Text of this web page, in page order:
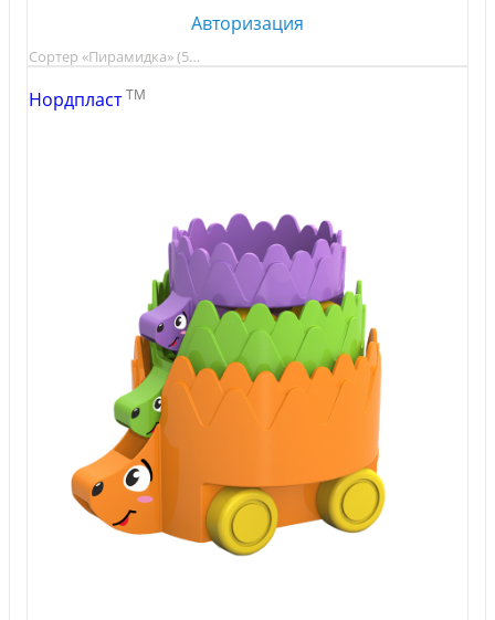
Авторизация
Сортер «Пирамидка» (5…
НордпластTM